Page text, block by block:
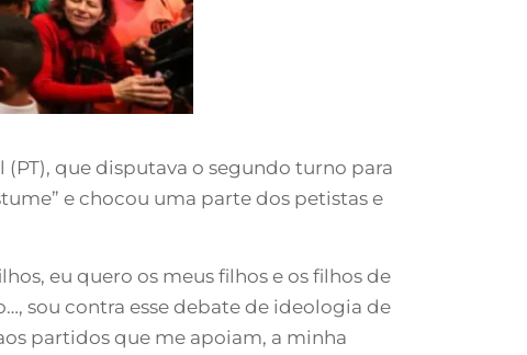
que disputava o segundo turno para
e chocou uma parte dos petistas e
eu quero os meus filhos e os filhos de
sou contra esse debate de ideologia de
partidos que me apoiam, a minha